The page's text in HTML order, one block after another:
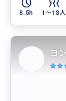
8.5h 1〜13人
ヨ